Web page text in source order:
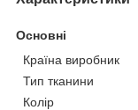
Основні
Країна виробник
Тип тканини
Колір